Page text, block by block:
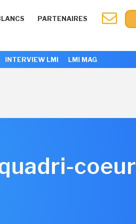
PARTENAIRES
INTERVIEW LMI LMI MAG
coeur